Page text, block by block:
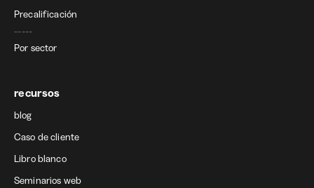
Precalificación
-----
Por sector
recursos
blog
Caso de cliente
Libro blanco
Seminarios web